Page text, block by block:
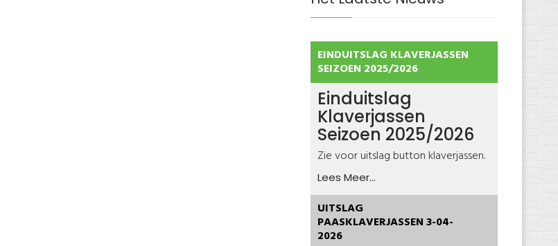
EINDUITSLAG KLAVERJASSEN
SEIZOEN 2025/2026
Einduitslag
Klaverjassen
Seizoen 2025/2026
Zie voor uitslag button klaverjassen.
Lees Meer...
UITSLAG
PAASKLAVERJASSEN 3-04-
2026